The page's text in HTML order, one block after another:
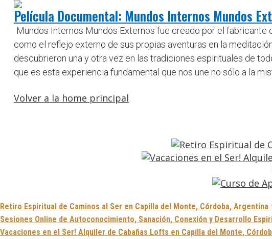
Película Documental: Mundos Internos Mundos
Mundos Internos Mundos Externos fue creado por el
como el reflejo externo de sus propias aventuras en la
descubrieron una y otra vez en las tradiciones espirituales de
que es esta experiencia fundamental que nos une no sólo a la
Volver a la home principal
Retiro Espiritual de Caminos al Ser en Capilla del Monte, Córdoba,
Sesiones Online de Autoconocimiento, Sanación, Conexión y Desarrollo
Vacaciones en el Ser! Alquiler de Cabañas Lofts en Capilla del Monte,